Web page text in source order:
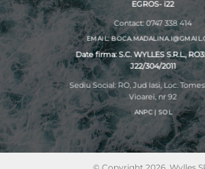
EGROS- i22
Contact: 0747 338 414
EMAIL:
Date firma: S.C. WYLLES S.R.L.,
J22/304/2011
Sediu Social: RO, Jud Iasi, Loc.
Vioarei, nr 92
ANPC | SOL